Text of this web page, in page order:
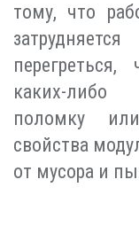
тому, что
каких-либо
поломку
свойства
от мусора и